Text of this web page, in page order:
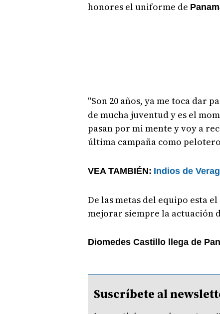
honores el uniforme de
"Son 20 años, ya me toca dar
de mucha juventud y es el
pasan por mi mente y voy a
última campaña como
VEA TAMBIÉN: Indios de
De las metas del equipo esta
mejorar siempre la actuación
Diomedes Castillo llega de
Suscríbete al